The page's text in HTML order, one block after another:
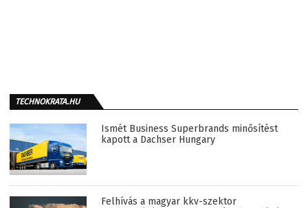
TECHNOKRATA.HU
Ismét Business Superbrands minősítést
kapott a Dachser Hungary
Felhívás a magyar kkv-szektor